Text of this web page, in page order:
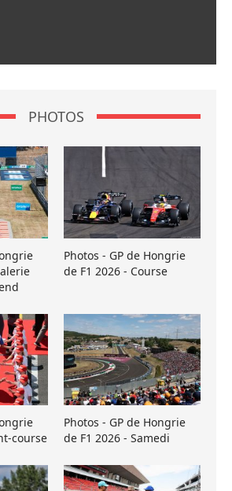
PHOTOS
Photos - GP de Hongrie
de F1 2026 - Course
course
Photos - GP de Hongrie
de F1 2026 - Samedi